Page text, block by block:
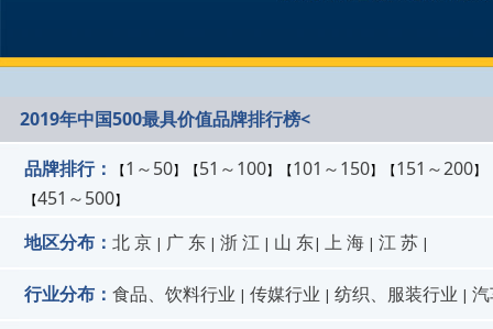
2019年中国500最具价值品牌排行榜<
品牌排行： 【1～50】【51～100】【101～150】【151～200】
【451～500】
地区分布： 北 京 | 广 东 | 浙 江 | 山 东| 上 海 | 江 苏 |
行业分布： 食品、饮料行业 | 传媒行业 | 纺织、服装行业 |